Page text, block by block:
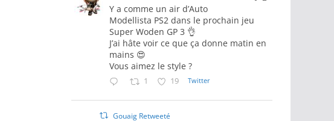
Y a comme un air d’Auto
Modellista PS2 dans le prochain jeu
Super Woden GP 3 👌
J’ai hâte voir ce que ça donne matin en
mains 😍
Vous aimez le style ?
1 19 Twitter
Gouaig Retweeté